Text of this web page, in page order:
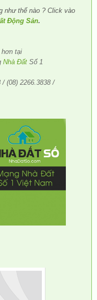
như thế nào ? Click vào
Động Sản.
hơn tại
Nhà Đất Số 1
/ (08) 2266.3838 /